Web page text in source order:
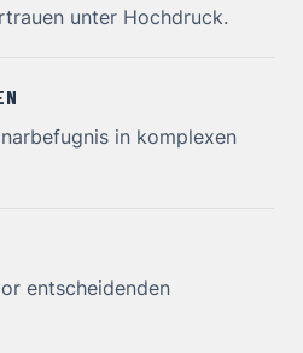
unter Hochdruck.
in komplexen
entscheidenden